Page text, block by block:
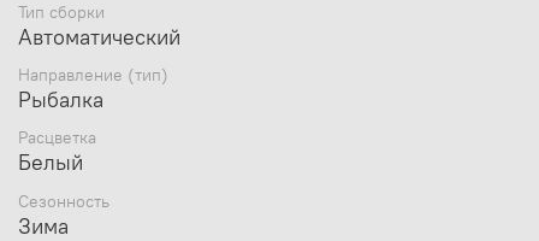
Тип сборки
Автоматический
Направление (тип)
Рыбалка
Расцветка
Белый
Сезонность
Зима